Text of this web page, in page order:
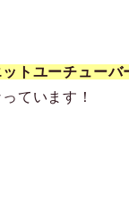
トユーチュー
ています！